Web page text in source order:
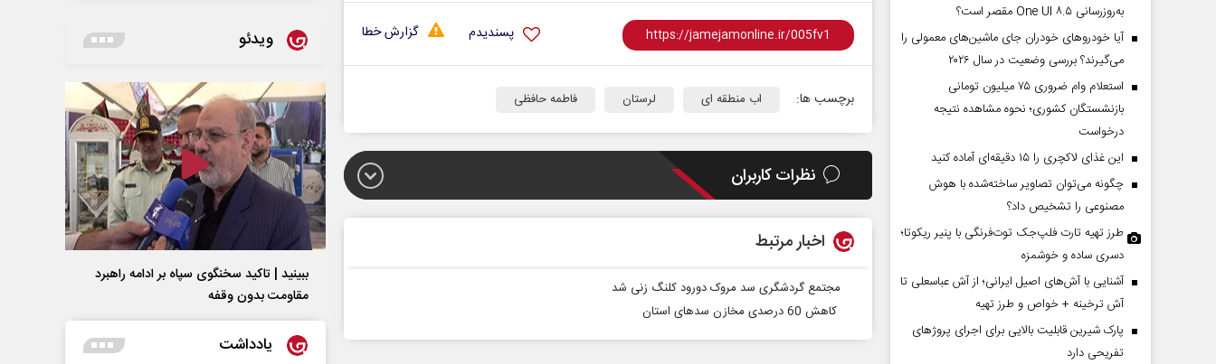
گزارش خطا پسندیدم
برچسب ها: اب منطقه ای لرستان فاطمه حافظی
نظرات کاربران
اخبار مرتبط
مجتمع گردشگری سد مروک دورود کلنگ زنی شد
‍ کاهش 60 درصدی مخازن سدهای استان
به‌روزرسانی One UI ۸.۵ مقصر است؟
آیا خودروهای خودران جای ماشین‌های معمولی را
می‌گیرند؟ بررسی وضعیت در سال ۲۰۲۶
استعلام وام ضروری ۷۵ میلیون تومانی
بازنشستگان کشوری؛ نحوه مشاهده نتیجه
درخواست
این غذای لاکچری را ۱۵ دقیقه‌ای آماده کنید
چگونه می‌توان تصاویر ساخته‌شده با هوش
مصنوعی را تشخیص داد؟
طرز تهیه تارت فلپ‌جک توت‌فرنگی با پنیر ریکوتا؛
دسری ساده و خوشمزه
آشنایی با آش‌های اصیل ایرانی؛ از آش عباسعلی تا
آش ترخینه + خواص و طرز تهیه
پارک شیرین قابلیت‌ بالایی برای اجرای پروژهای
تفریحی دارد
ویدئو
ببینید | تاکید سخنگوی سپاه بر ادامه راهبرد
مقاومت بدون وقفه
یادداشت